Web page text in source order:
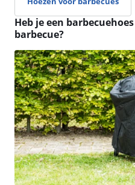
Heb je een
barbecue?